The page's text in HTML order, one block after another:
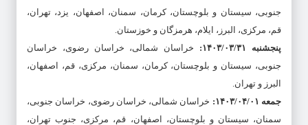
جنوبی، سیستان و بلوچستان، کرمان، سمنان، اصفهان، یزد، تهران،
قم، مرکزی، البرز، ایلام، هرمزگان و خوزستان.
پنجشنبه ۱۴۰۳/۰۳/۳۱:
خراسان شمالی، خراسان رضوی، خراسان
جنوبی، سیستان و بلوچستان، کرمان، سمنان، مرکزی، قم، اصفهان،
البرز و تهران.
جمعه ۱۴۰۳/۰۴/۰۱:
خراسان شمالی، خراسان رضوی، خراسان جنوبی،
سمنان، سیستان و بلوچستان، اصفهان، قم، مرکزی، جنوب تهران،